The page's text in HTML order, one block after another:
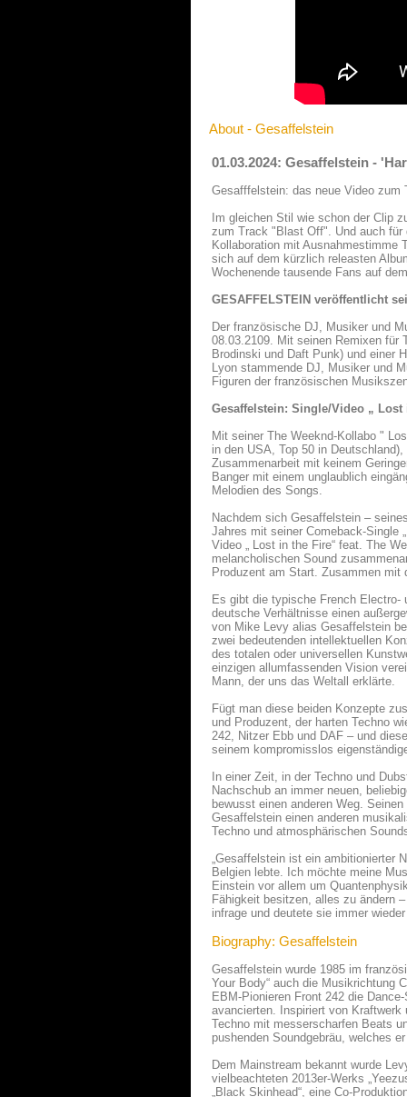
About - Gesaffelstein
01.03.2024: Gesaffelstein -
Gesafffelstein: das neue Video
Im gleichen Stil wie schon der Clip
zum Track "Blast Off". Und auch für
Kollaboration mit Ausnahmestimme
sich auf dem kürzlich releasten
Wochenende tausende Fans auf
GESAFFELSTEIN veröffentlicht
Der französische DJ, Musiker und
08.03.2109. Mit seinen Remixen für
Brodinski und Daft Punk) und einer
Lyon stammende DJ, Musiker und
Figuren der französischen
Gesaffelstein: Single/Video „ Lost
Mit seiner The Weeknd-Kollabo "
in den USA, Top 50 in
Zusammenarbeit mit keinem
Banger mit einem unglaublich
Melodien des Songs.
Nachdem sich Gesaffelstein –
Jahres mit seiner Comeback-Single
Video „ Lost in the Fire“ feat. The
melancholischen Sound
Produzent am Start. Zusammen
Es gibt die typische French
deutsche Verhältnisse einen
von Mike Levy alias Gesaffelstein
zwei bedeutenden intellektuellen
des totalen oder universellen
einzigen allumfassenden Vision
Mann, der uns das Weltall erklärte.
Fügt man diese beiden Konzepte
und Produzent, der harten Techno
242, Nitzer Ebb und DAF – und
seinem kompromisslos
In einer Zeit, in der Techno und
Nachschub an immer neuen,
bewusst einen anderen Weg.
Gesaffelstein einen anderen
Techno und atmosphärischen
„Gesaffelstein ist ein ambitionierter
Belgien lebte. Ich möchte meine
Einstein vor allem um
Fähigkeit besitzen, alles zu ändern
infrage und deutete sie immer
Biography: Gesaffelstein
Gesaffelstein wurde 1985 im
Your Body“ auch die Musikrichtung
EBM-Pionieren Front 242 die
avancierten. Inspiriert von
Techno mit messerscharfen Beats
pushenden Soundgebräu, welches
Dem Mainstream bekannt wurde
vielbeachteten 2013er-Werks
„Black Skinhead“, eine Co-